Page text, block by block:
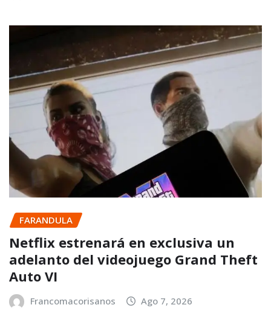
FARANDULA
Netflix estrenará en exclusiva un
adelanto del videojuego Grand Theft
Auto VI
Francomacorisanos Ago 7, 2026